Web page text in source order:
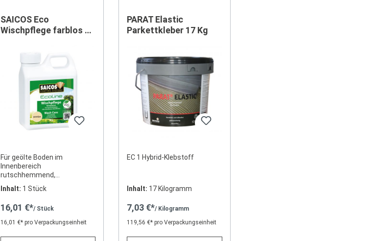
SAICOS Eco
Wischpflege farblos 1
Für geölte Boden im
Innenbereich
rutschhemmend,
Inhalt: 1 Stück
16,01 €*/ Stück
16,01 €* pro Verpackungseinheit
PARAT Elastic
Parkettkleber 17 Kg
EC 1 Hybrid-Klebstoff
Inhalt: 17 Kilogramm
7,03 €*/ Kilogramm
119,56 €* pro Verpackungseinheit